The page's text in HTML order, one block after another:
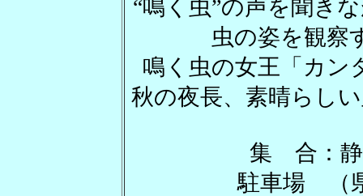
“鳴く虫”の声を聞き
虫の姿を観察
鳴く虫の女王「カン
秋の夜長、素晴らし
集 合：静岡市
駐車場 （